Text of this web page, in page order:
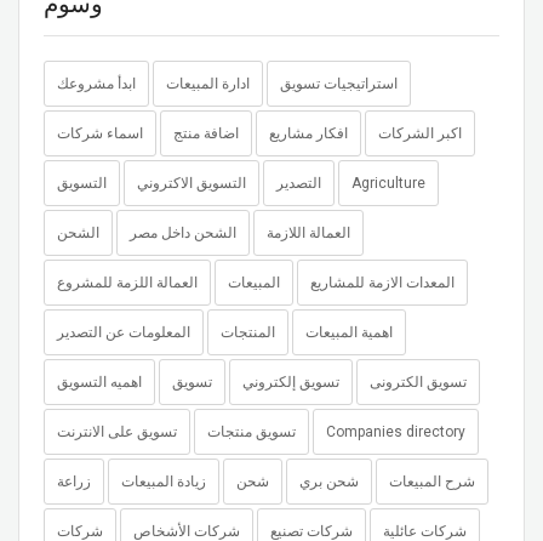
ابدأ مشروعك ادارة المبيعات استراتيجيات تسويق
اسماء شركات اضافة منتج افكار مشاريع اكبر الشركات
التسويق التسويق الاكتروني التصدير Agriculture
الشحن الشحن داخل مصر العمالة اللازمة
العمالة اللزمة للمشروع المبيعات المعدات الازمة للمشاريع
المعلومات عن التصدير المنتجات اهمية المبيعات
اهميه التسويق تسويق تسويق إلكتروني تسويق الكترونى
تسويق على الانترنت تسويق منتجات Companies directory
زراعة زيادة المبيعات شحن شحن بري شرح المبيعات
شركات شركات الأشخاص شركات تصنيع شركات عائلية